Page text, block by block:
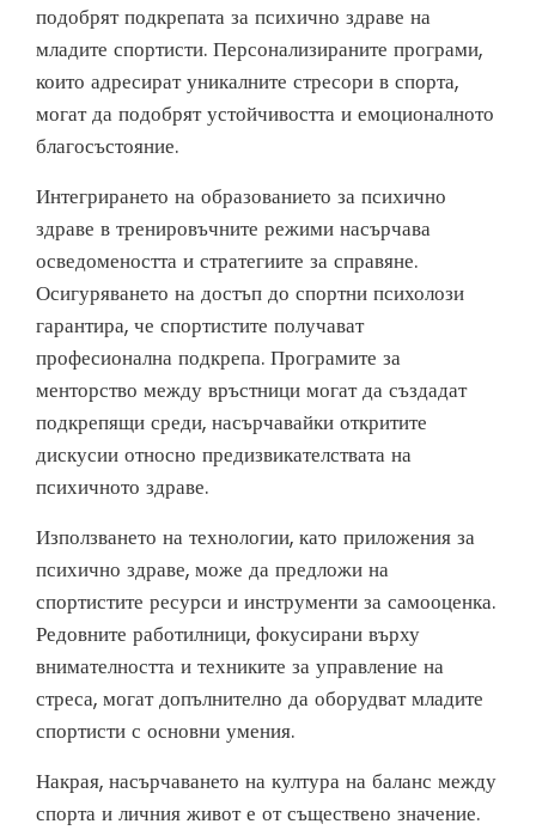
подобрят подкрепата за психично здраве на
младите спортисти. Персонализираните програми,
които адресират уникалните стресори в спорта,
могат да подобрят устойчивостта и емоционалното
благосъстояние.
Интегрирането на образованието за психично
здраве в тренировъчните режими насърчава
осведомеността и стратегиите за справяне.
Осигуряването на достъп до спортни психолози
гарантира, че спортистите получават
професионална подкрепа. Програмите за
менторство между връстници могат да създадат
подкрепящи среди, насърчавайки откритите
дискусии относно предизвикателствата на
психичното здраве.
Използването на технологии, като приложения за
психично здраве, може да предложи на
спортистите ресурси и инструменти за самооценка.
Редовните работилници, фокусирани върху
внимателността и техниките за управление на
стреса, могат допълнително да оборудват младите
спортисти с основни умения.
Накрая, насърчаването на култура на баланс между
спорта и личния живот е от съществено значение.